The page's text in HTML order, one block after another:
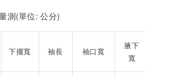
測(單位: 公分)
下擺寬 袖長 袖口寬
腋下
寬